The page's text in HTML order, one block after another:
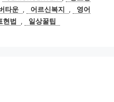
타운 , 어르신복지 ,
영어
현법 , 일상꿀팁